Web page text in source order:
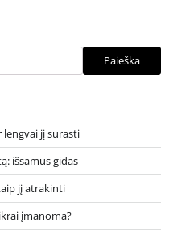
Paieška
lengvai jį surasti
išsamus gidas
jį atrakinti
įmanoma?